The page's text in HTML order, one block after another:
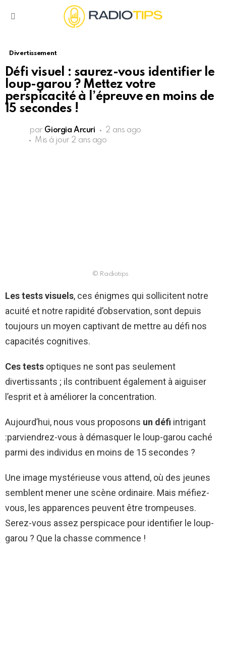
Divertissement
Défi visuel : saurez-vous identifier le
loup-garou ? Mettez votre
perspicacité à l’épreuve en moins de
15 secondes !
par Giorgia Arcuri
2 ans ago
Mis à jour 2 ans ago
© Radiotips
Les tests visuels, ces énigmes qui sollicitent notre
acuité et notre rapidité d’observation, sont depuis
toujours un moyen captivant de mettre au défi nos
capacités cognitives.
Ces tests optiques ne sont pas seulement
divertissants ; ils contribuent également à aiguiser
l’esprit et à améliorer la concentration.
Aujourd’hui, nous vous proposons un défi intrigant
:parviendrez-vous à démasquer le loup-garou caché
parmi des individus en moins de 15 secondes ?
Une image mystérieuse vous attend, où des jeunes
semblent mener une scène ordinaire. Mais méfiez-
vous, les apparences peuvent être trompeuses.
Serez-vous assez perspicace pour identifier le loup-
garou ? Que la chasse commence !